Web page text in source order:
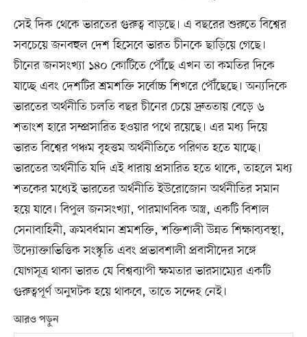
সেই দিক থেকে ভারতের গুরুত্ব বাড়ছে। এ বছরের শুরুতে বিশ্বের
সবচেয়ে জনবহুল দেশ হিসেবে ভারত চীনকে ছাড়িয়ে গেছে।
চীনের জনসংখ্যা ১৪০ কোটিতে পৌঁছে এখন তা কমতির দিকে
যাচ্ছে এবং দেশটির শ্রমশক্তি সর্বোচ্চ শিখরে পৌঁছেছে। অন্যদিকে
ভারতের অর্থনীতি চলতি বছর চীনের চেয়ে দ্রুততায় বেড়ে ৬
শতাংশ হারে সম্প্রসারিত হওয়ার পথে রয়েছে। এর মধ্য দিয়ে
ভারত বিশ্বের পঞ্চম বৃহত্তম অর্থনীতিতে পরিণত হতে যাচ্ছে।
ভারতের অর্থনীতি যদি এই ধারায় প্রসারিত হতে থাকে, তাহলে মধ্য
শতকের মধ্যেই ভারতের অর্থনীতি ইউরোজোন অর্থনীতির সমান
হয়ে যাবে। বিপুল জনসংখ্যা, পারমাণবিক অস্ত্র, একটি বিশাল
সেনাবাহিনী, ক্রমবর্ধমান শ্রমশক্তি, শক্তিশালী উন্নত শিক্ষাব্যবস্থা,
উদ্যোক্তাভিত্তিক সংস্কৃতি এবং প্রভাবশালী প্রবাসীদের সঙ্গে
যোগসূত্র থাকা ভারত যে বিশ্বব্যাপী ক্ষমতার ভারসাম্যের একটি
গুরুত্বপূর্ণ অনুঘটক হয়ে থাকবে, তাতে সন্দেহ নেই।
আরও পড়ুন